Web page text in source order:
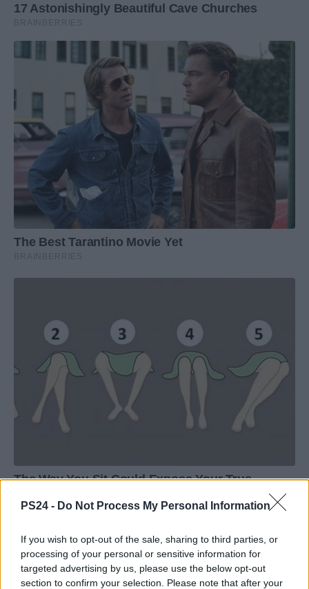
PS24 - Do Not Process My Personal Information
If you wish to opt-out of the sale, sharing to third parties, or
processing of your personal or sensitive information for
targeted advertising by us, please use the below opt-out
section to confirm your selection. Please note that after your